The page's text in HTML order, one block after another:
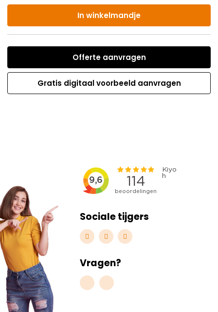
In winkelmandje
Offerte aanvragen
Gratis digitaal voorbeeld aanvragen
Sociale tijgers
Vragen?